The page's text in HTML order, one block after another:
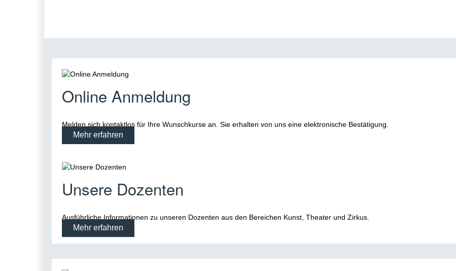
Online Anmeldung
Melden sich kontaktlos für Ihre Wunschkurse an. Sie erhalten von uns eine elektronische Bestätigung.
Mehr erfahren
Unsere Dozenten
Ausführliche Informationen zu unseren Dozenten aus den Bereichen Kunst, Theater und Zirkus.
Mehr erfahren